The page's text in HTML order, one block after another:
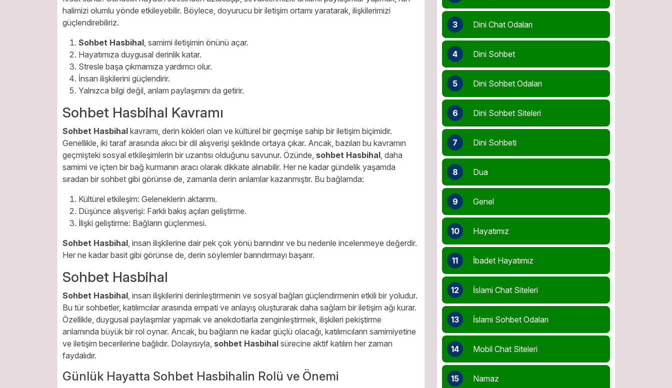
halimizi olumlu yönde etkileyebilir. Böylece, doyurucu bir iletişim ortamı yaratarak, ilişkilerimizi
güçlendirebiliriz.
Sohbet Hasbihal, samimi iletişimin önünü açar.
Hayatımıza duygusal derinlik katar.
Stresle başa çıkmamıza yardımcı olur.
İnsan ilişkilerini güçlendirir.
Yalnızca bilgi değil, anlam paylaşımını da getirir.
Sohbet Hasbihal Kavramı
Sohbet Hasbihal kavramı, derin kökleri olan ve kültürel bir geçmişe sahip bir iletişim biçimidir.
Genellikle, iki taraf arasında akıcı bir dil alışverişi şeklinde ortaya çıkar. Ancak, bazıları bu kavramın
geçmişteki sosyal etkileşimlerin bir uzantısı olduğunu savunur. Özünde, sohbet Hasbihal, daha
samimi ve içten bir bağ kurmanın aracı olarak dikkate alınabilir. Her ne kadar gündelik yaşamda
sıradan bir sohbet gibi görünse de, zamanla derin anlamlar kazanmıştır. Bu bağlamda:
Kültürel etkileşim: Geleneklerin aktarımı.
Düşünce alışverişi: Farklı bakış açıları geliştirme.
İlişki geliştirme: Bağların güçlenmesi.
Sohbet Hasbihal, insan ilişkilerine dair pek çok yönü barındırır ve bu nedenle incelenmeye değerdir.
Her ne kadar basit gibi görünse de, derin söylemler barındırmayı başarır.
Sohbet Hasbihal
Sohbet Hasbihal, insan ilişkilerini derinleştirmenin ve sosyal bağları güçlendirmenin etkili bir yoludur.
Bu tür sohbetler, katılımcılar arasında empati ve anlayış oluşturarak daha sağlam bir iletişim ağı kurar.
Özellikle, duygusal paylaşımlar yapmak ve anekdotlarla zenginleştirmek, ilişkileri pekiştirme
anlamında büyük bir rol oynar. Ancak, bu bağların ne kadar güçlü olacağı, katılımcıların samimiyetine
ve iletişim becerilerine bağlıdır. Dolayısıyla, sohbet Hasbihal sürecine aktif katılım her zaman
faydalıdır.
Günlük Hayatta Sohbet Hasbihalin Rolü ve Önemi
3 Dini Chat Odaları
4 Dini Sohbet
5 Dini Sohbet Odaları
6 Dini Sohbet Siteleri
7 Dini Sohbeti
8 Dua
9 Genel
10 Hayatımız
11 İbadet Hayatımız
12 İslami Chat Siteleri
13 İslami Sohbet Odaları
14 Mobil Chat Siteleri
15 Namaz